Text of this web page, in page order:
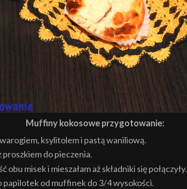
Muffiny kokosowe przygotowanie:
ksylitolem i pastą waniliową.
proszkiem do pieczenia.
obu misek i mieszałam aż składniki się połączyły.
papilotek od muffinek do 3/4 wysokości.